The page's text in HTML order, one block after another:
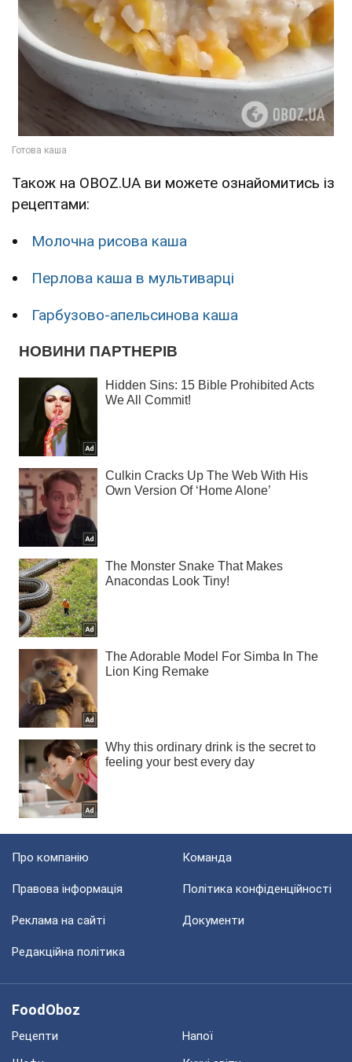
Також на OBOZ.UA ви можете ознайомитись із
рецептами:
Молочна рисова каша
Перлова каша в мультиварці
Гарбузово-апельсинова каша
Про компанію Команда
Правова інформація Політика конфіденційності
Реклама на сайті Документи
Редакційна політика
FoodOboz
Рецепти
Напої